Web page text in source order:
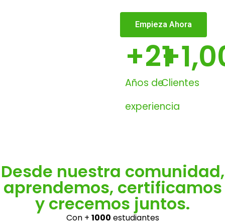
Empieza Ahora
Años de
experiencia
+21
Clientes
+
Desde nuestra comunidad,
aprendemos, certificamos
y crecemos juntos.
Con + 1000 estudiantes